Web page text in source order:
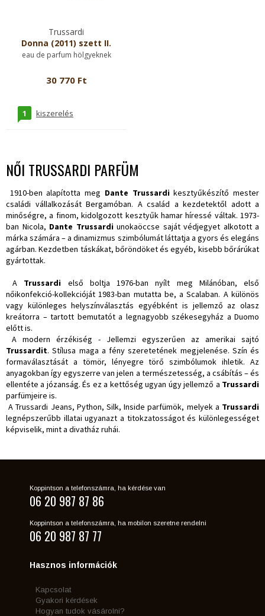
Trussardi
Donna (2011) szett II.
eau de parfum hölgyeknek
30 770 Ft
1 kiszerelés
NŐI TRUSSARDI PARFÜM
1910-ben alapította meg Dante Trussardikesztyűkészítő mester
családi vállalkozását Bergamóban. A család a kezdetektől adott a
minőségre, a finom, kidolgozott kesztyűk hamar híressé váltak. 1973-
ban Nicola, Dante Trussardiunokaöccse saját védjegyet alkotott a
márka számára – a dinamizmus szimbólumát láttatja a gyors és elegáns
agárban. Kezdetben táskákat, bőröndöket és egyéb, kisebb bőrárúkat
gyártottak.
A Trussardi első boltja 1976-ban nyílt meg Milánóban, első
nőikonfekció-kollekcióját 1983-ban mutatta be, a Scalaban. A különös
vagy különleges helyszínválasztás egyébként is jellemző az olasz
kreátorra – tartott bemutatót a legnagyobb székesegyház a Duomo
előtt is.
A modern érzékiség - Jellemzi egyszerűen az amerikai sajtó
Trussardit. Stílusa maga a fény szeretetének megjelenése. Szín és
formaválasztását a tömör, lényegre törő szimbólumok ihletik. Az
anyagokban így egyszerre van jelen a természetesség, a csábítás – és
ellentéte a józanság. És ez a kettőség ugyan úgy jellemző a Trussardi
parfümjeire is.
A Trussardi Jeans, Python, Silk, Inside parfümök, melyek a Trussardi
legnépszerűbb illatai ugyanazt a titokzatosságot és különlegességet
képviselik, mint a divatház ruhái.
Koppintson a telefonszámra, ha kérdése van
06 20 987 87 86
Koppintson a telefonszámra, ha mobilon szeretne rendelni
06 20 987 87 77
Hasznos információk
Kapcsolat
Gyakori kérdések
Hogyan tudok vásárolni?